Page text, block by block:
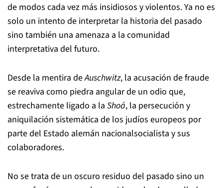
de modos cada vez más insidiosos y violentos. Ya no es
solo un intento de interpretar la historia del pasado
sino también una amenaza a la comunidad
interpretativa del futuro.
Desde la mentira deAuschwitz, la acusación de fraude
se reaviva como piedra angular de un odio que,
estrechamente ligado a la Shoá, la persecución y
aniquilación sistemática de los judíos europeos por
parte del Estado alemán nacionalsocialista y sus
colaboradores.
No se trata de un oscuro residuo del pasado sino un